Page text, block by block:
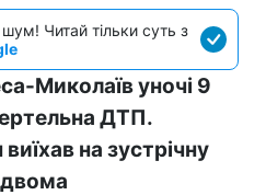
Читай тільки суть з
Миколаїв уночі 9
ДТП.
на зустрічну
двома